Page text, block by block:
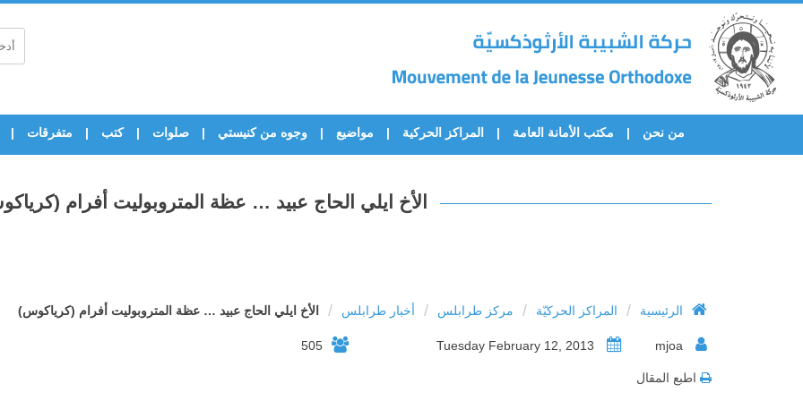
من نحن مكتب الأمانة العامة المراكز الحركية مواضيع وجوه من كنيستي صلوات كتب متفرقات
الأخ ايلي الحاج عبيد … عظة المتروبوليت أفرام
الرئيسية / المراكز الحركيّة / مركز طرابلس / أخبار طرابلس / الأخ ايلي الحاج عبيد … عظة المتروبوليت أفرام (كرياكوس)
505
اطبع المقال